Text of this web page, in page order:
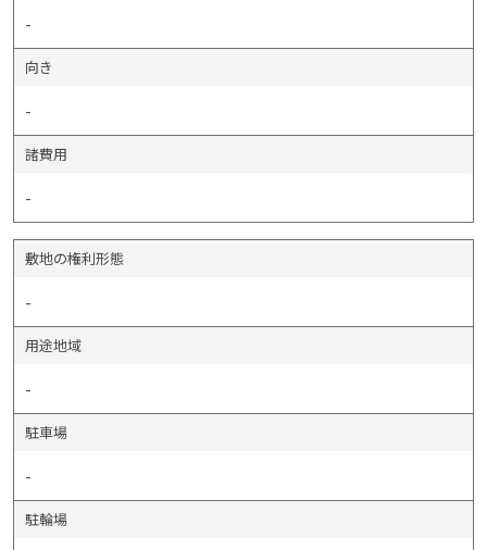
-
向き
-
諸費用
-
敷地の権利形態
-
用途地域
-
駐車場
-
駐輪場